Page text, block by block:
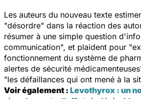
Les auteurs du nouveau texte
"désordre" dans la réaction des
résumer à une simple question
communication", et plaident pour "
fonctionnement du système de
alertes de sécurité médicamenteuses
"les défaillances qui ont mené à la
Voir également : Levothyrox : un